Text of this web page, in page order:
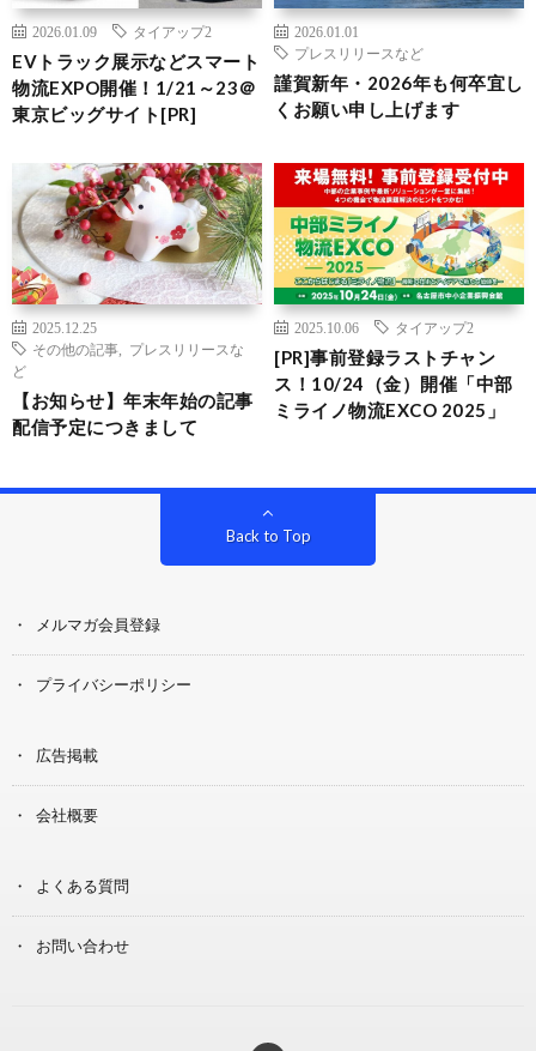
2026.01.09 タイアップ2
EVトラック展示などスマート
物流EXPO開催！1/21～23＠
東京ビッグサイト[PR]
2026.01.01
プレスリリースなど
謹賀新年・2026年も何卒宜し
くお願い申し上げます
2025.12.25
その他の記事
プレスリリースな
ど
【お知らせ】年末年始の記事
配信予定につきまして
2025.10.06 タイアップ2
[PR]事前登録ラストチャン
ス！10/24（金）開催「中部
ミライノ物流EXCO 2025」
Back to Top
メルマガ会員登録
プライバシーポリシー
広告掲載
会社概要
よくある質問
お問い合わせ